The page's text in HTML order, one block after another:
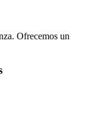
Ofrecemos un